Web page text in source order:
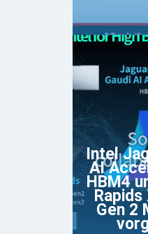
Intel
AI
HBM4
Gen 2